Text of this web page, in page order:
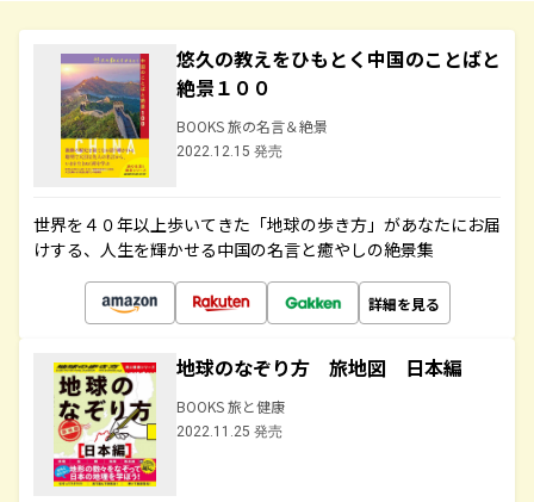
悠久の教えをひもとく中国のことばと
絶景１００
BOOKS 旅の名言＆絶景
2022.12.15 発売
世界を４０年以上歩いてきた「地球の歩き方」があなたにお届
けする、人生を輝かせる中国の名言と癒やしの絶景集
詳細を見る
地球のなぞり方 旅地図 日本編
BOOKS 旅と健康
2022.11.25 発売